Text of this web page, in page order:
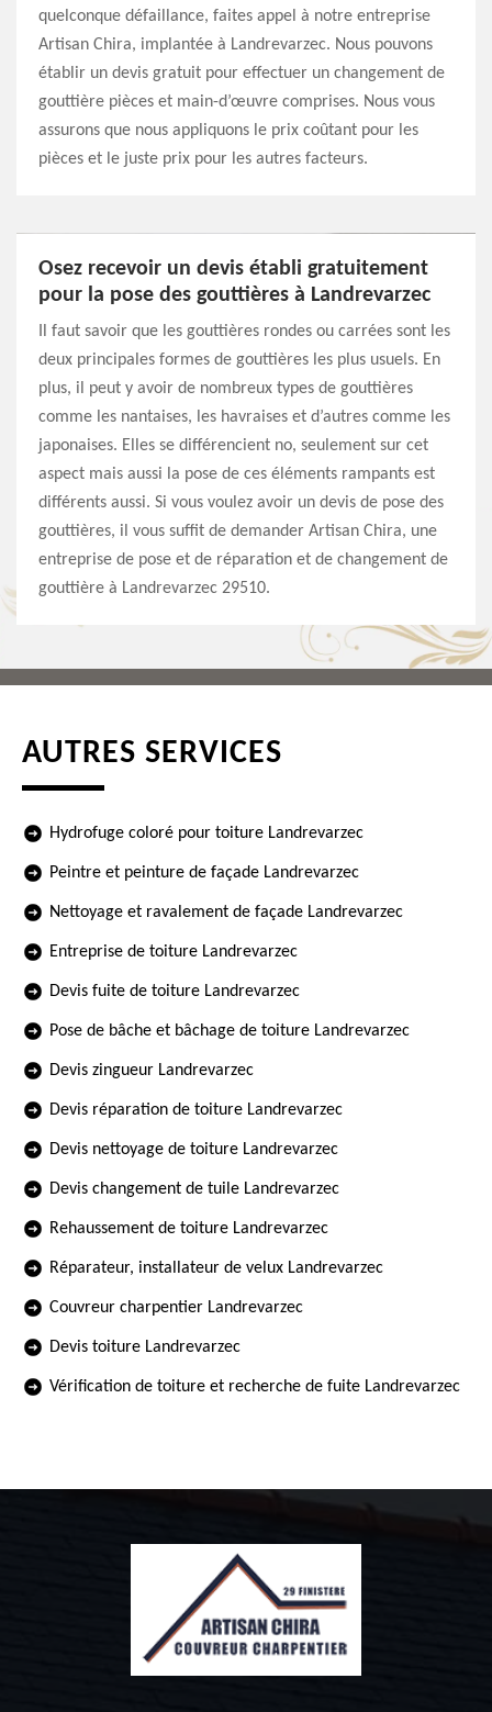
quelconque défaillance, faites appel à notre entreprise
Artisan Chira, implantée à Landrevarzec. Nous pouvons
établir un devis gratuit pour effectuer un changement de
gouttière pièces et main-d’œuvre comprises. Nous vous
assurons que nous appliquons le prix coûtant pour les
pièces et le juste prix pour les autres facteurs.
Osez recevoir un devis établi gratuitement
pour la pose des gouttières à Landrevarzec
Il faut savoir que les gouttières rondes ou carrées sont les
deux principales formes de gouttières les plus usuels. En
plus, il peut y avoir de nombreux types de gouttières
comme les nantaises, les havraises et d’autres comme les
japonaises. Elles se différencient no, seulement sur cet
aspect mais aussi la pose de ces éléments rampants est
différents aussi. Si vous voulez avoir un devis de pose des
gouttières, il vous suffit de demander Artisan Chira, une
entreprise de pose et de réparation et de changement de
gouttière à Landrevarzec 29510.
AUTRES SERVICES
Hydrofuge coloré pour toiture Landrevarzec
Peintre et peinture de façade Landrevarzec
Nettoyage et ravalement de façade Landrevarzec
Entreprise de toiture Landrevarzec
Devis fuite de toiture Landrevarzec
Pose de bâche et bâchage de toiture Landrevarzec
Devis zingueur Landrevarzec
Devis réparation de toiture Landrevarzec
Devis nettoyage de toiture Landrevarzec
Devis changement de tuile Landrevarzec
Rehaussement de toiture Landrevarzec
Réparateur, installateur de velux Landrevarzec
Couvreur charpentier Landrevarzec
Devis toiture Landrevarzec
Vérification de toiture et recherche de fuite Landrevarzec